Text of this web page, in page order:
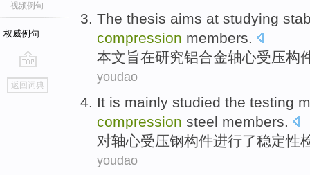
视频例句
权威例句
go
top
返回词典
The thesis aims at studying
compression members
本文旨在研究铝合金轴心受压构
youdao
It is mainly studied the testing
compression steel members.
对轴心受压钢构件进行了稳定性
youdao